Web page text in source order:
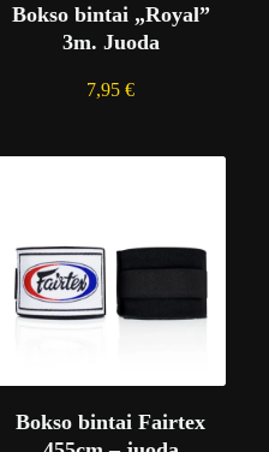
Bokso bintai „Royal”
3m. Juoda
7,95€
Bokso bintai Fairtex